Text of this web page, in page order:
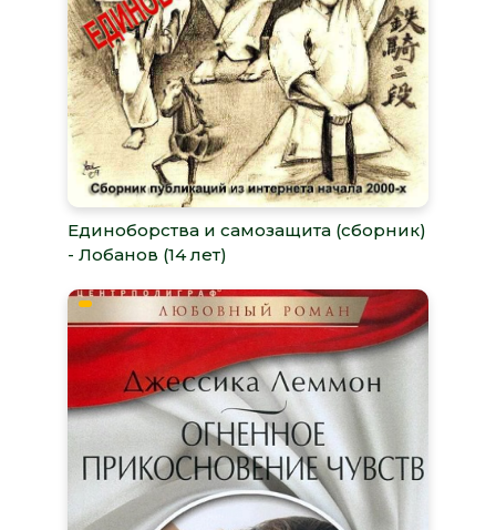
Единоборства и самозащита (сборник)
- Лобанов (14 лет)